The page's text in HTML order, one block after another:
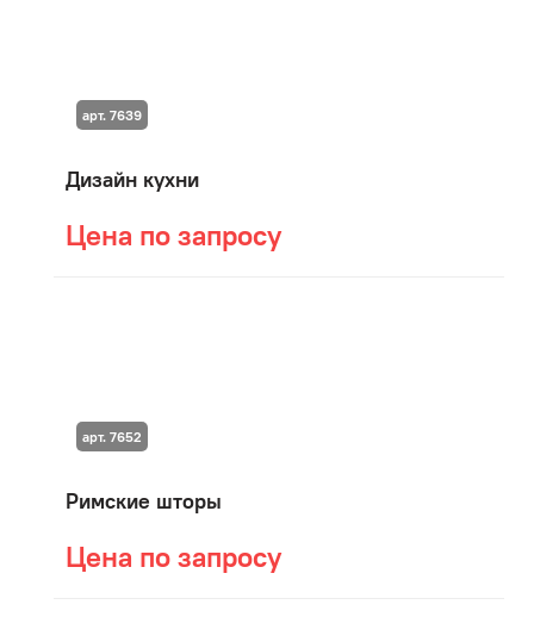
Дизайн кухни
Цена по запросу
арт. 7639
Римские шторы
Цена по запросу
арт. 7652